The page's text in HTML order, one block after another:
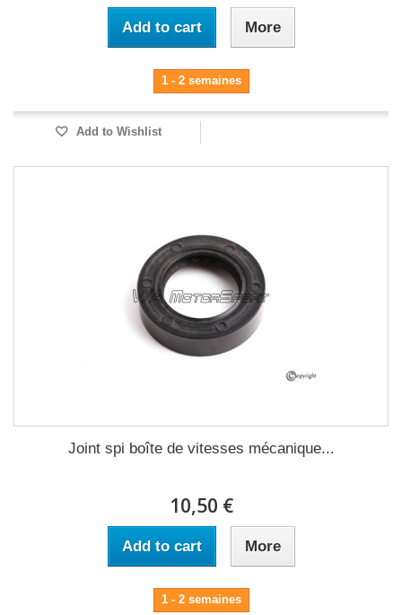
Add to cart More
1 - 2 semaines
Add to Wishlist
Joint spi boîte de vitesses mécanique...
10,50 €
Add to cart More
1 - 2 semaines